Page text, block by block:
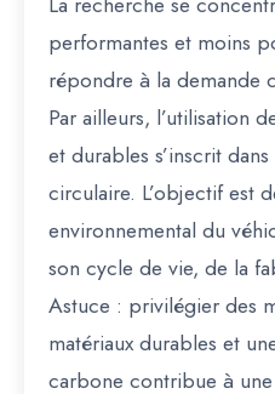
performantes et moins
répondre à la demande
Par ailleurs, l’utilisation
et durables s’inscrit
circulaire. L’objectif est
environnemental du
son cycle de vie, de la
Astuce : privilégier des
matériaux durables et
carbone contribue à